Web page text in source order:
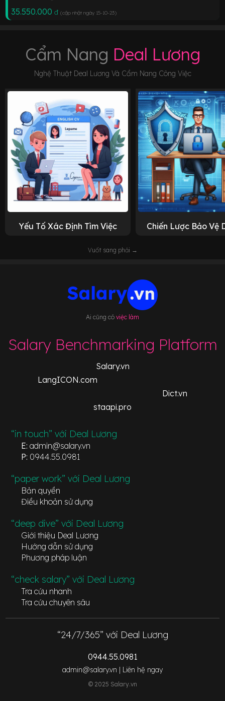
35.550.000 đ (cập nhật ngày 15-10-23)
Cẩm Nang Deal Lương
Nghệ Thuật Deal Lương Và Cẩm Nang Công Việc
Yếu Tố Xác Định Tìm Việc Chiến Lược Bảo Vệ
Vuốt sang phải →
Ai cũng có việc làm
Salary Benchmarking Platform
Salary.vn
LangICON.com
Dict.vn
staapi.pro
“in touch” với Deal Lương
E: admin@salary.vn
P: 0944.55.0981
“paper work” với Deal Lương
Bản quyền
Điều khoản sử dụng
“deep dive” với Deal Lương
Giới thiệu Deal Lương
Hướng dẫn sử dụng
Phương pháp luận
“check salary” với Deal Lương
Tra cứu nhanh
Tra cứu chuyên sâu
“24/7/365” với Deal Lương
0944.55.0981
admin@salary.vn | Liên hệ ngay
© 2025 Salary.vn